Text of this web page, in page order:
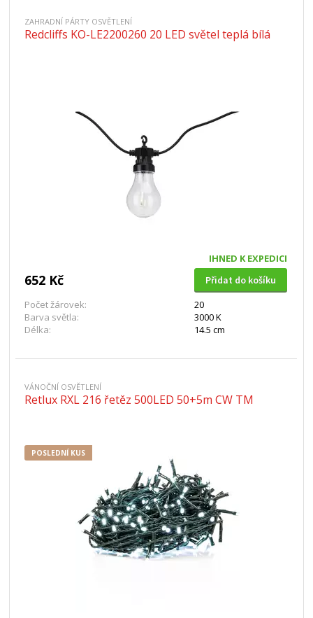
ZAHRADNÍ PÁRTY OSVĚTLENÍ
Redcliffs KO-LE2200260 20 LED světel teplá bílá
IHNED K EXPEDICI
652 Kč
Přidat do košíku
Počet žárovek:
20
Barva světla:
3000 K
Délka:
14.5 cm
VÁNOČNÍ OSVĚTLENÍ
Retlux RXL 216 řetěz 500LED 50+5m CW TM
POSLEDNÍ KUS